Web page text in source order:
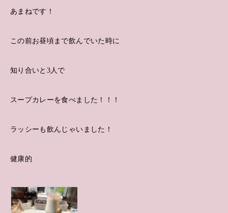
あまねです！
この前お昼頃まで飲んでいた時に
知り合いと3人で
スープカレーを食べました！！！
ラッシーも飲んじゃいました！
健康的